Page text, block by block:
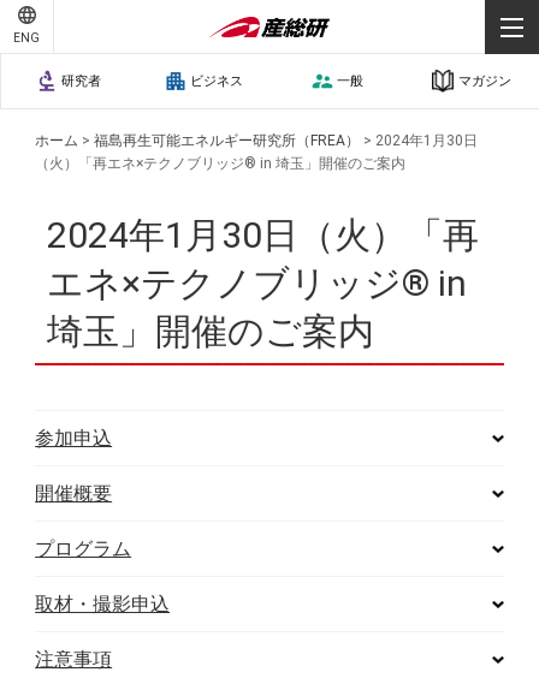
ENG
研究者 ビジネス 一般 マガジン
ホーム >福島再生可能エネルギー研究所（FREA） > 2024年1月30日
（火）「再エネ×テクノブリッジ® in 埼玉」開催のご案内
2024年1月30日（火）「再
エネ×テクノブリッジ® in
埼玉」開催のご案内
参加申込
開催概要
プログラム
取材・撮影申込
注意事項